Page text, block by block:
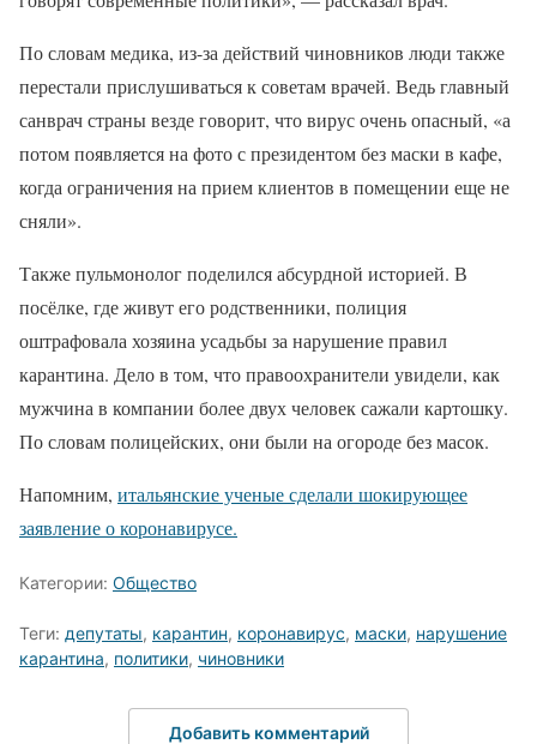
По словам медика, из-за действий чиновников люди также
перестали прислушиваться к советам врачей. Ведь главный
санврач страны везде говорит, что вирус очень опасный, «а
потом появляется на фото с президентом без маски в кафе,
когда ограничения на прием клиентов в помещении еще не
сняли».
Также пульмонолог поделился абсурдной историей. В
посёлке, где живут его родственники, полиция
оштрафовала хозяина усадьбы за нарушение правил
карантина. Дело в том, что правоохранители увидели, как
мужчина в компании более двух человек сажали картошку.
По словам полицейских, они были на огороде без масок.
Напомним, итальянские ученые сделали шокирующее
заявление о коронавирусе.
Категории: Общество
Теги: депутаты, карантин, коронавирус, маски, нарушение
карантина, политики, чиновники
Добавить комментарий